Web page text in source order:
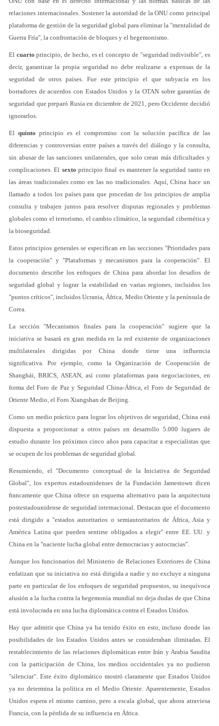
relaciones internacionales. Sostener la autoridad de la ONU como principal
plataforma de gestión de la seguridad global para eliminar la "mentalidad de
Guerra Fría", la confrontación de bloques y el hegemonismo.
El cuarto principio, de hecho, es el concepto de "seguridad indivisible", es
decir, garantizar la propia seguridad no debe realizarse a expensas de la
seguridad de otros países. Fue este principio el que subyacía en los
borradores de acuerdos con Estados Unidos y la OTAN sobre garantías de
seguridad que preparó Rusia en diciembre de 2021, pero Occidente decidió
ignorarlos.
Elquinto principio es el compromiso con la solución pacífica de las
diferencias y controversias entre países a través del diálogo y la consulta,
sin abusar de las sanciones unilaterales, que solo crean más dificultades y
complicaciones. El sexto principio final es mantener la seguridad tanto en
las áreas tradicionales como en las no tradicionales. Aquí, China hace un
llamado a todos los países para que procedan de los principios de amplia
consulta y trabajen juntos para resolver disputas regionales y problemas
globales como el terrorismo, el cambio climático, la seguridad cibernética y
la bioseguridad.
Estos principios generales se especifican en las secciones "Prioridades para
la cooperación" y "Plataformas y mecanismos para la cooperación". El
documento describe los enfoques de China para abordar los desafíos de
seguridad global y lograr la estabilidad en varias regiones, incluidos los
"puntos críticos", incluidos Ucrania, África, Medio Oriente y la península de
Corea.
La sección "Mecanismos finales para la cooperación" sugiere que la
iniciativa se basará en gran medida en la red existente de organizaciones
multilaterales dirigidas por China donde tiene una influencia
significativa. Por ejemplo, como la Organización de Cooperación de
Shanghái, BRICS, ASEAN, así como plataformas para negociaciones, en
forma del Foro de Paz y Seguridad China-África, el Foro de Seguridad de
Oriente Medio, el Foro Xiangshan de Beijing.
Como un medio práctico para lograr los objetivos de seguridad, China está
dispuesta a proporcionar a otros países en desarrollo 5.000 lugares de
estudio durante los próximos cinco años para capacitar a especialistas que
se ocupen de los problemas de seguridad global.
Resumiendo, el "Documento conceptual de la Iniciativa de Seguridad
Global", los expertos estadounidenses de la Fundación Jamestown dicen
francamente que China ofrece un esquema alternativo para la arquitectura
postestadounidense de seguridad internacional. Destacan que el documento
está dirigido a "estados autoritarios o semiautoritarios de África, Asia y
América Latina que pueden sentirse obligados a elegir" entre EE. UU. y
China en la "naciente lucha global entre democracias y autocracias".
Aunque los funcionarios del Ministerio de Relaciones Exteriores de China
enfatizan que su iniciativa no está dirigida a nadie y no excluye a ninguna
parte en particular de los enfoques de seguridad propuestos, su inequívoca
alusión a la lucha contra la hegemonía mundial no deja dudas de que China
está involucrada en una lucha diplomática contra el Estados Unidos.
Hay que admitir que China ya ha tenido éxito en esto, incluso donde las
posibilidades de los Estados Unidos antes se consideraban ilimitadas. El
restablecimiento de las relaciones diplomáticas entre Irán y Arabia Saudita
con la participación de China, los medios occidentales ya no pudieron
"silenciar". Este éxito diplomático mostró claramente que Estados Unidos
ya no determina la política en el Medio Oriente. Aparentemente, Estados
Unidos espera el mismo camino, pero a escala global, que ahora atraviesa
Francia, con la pérdida de su influencia en África.